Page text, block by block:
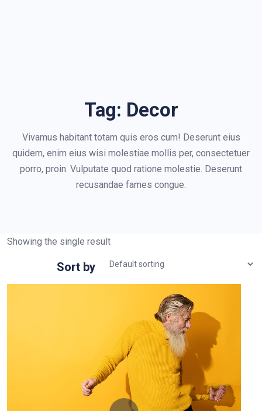
Tag: Decor
Vivamus habitant totam quis eros cum! Deserunt eius
quidem, enim eius wisi molestiae mollis per, consectetuer
porro, proin. Vulputate quod ratione molestie. Deserunt
recusandae fames congue.
Showing the single result
Sort by